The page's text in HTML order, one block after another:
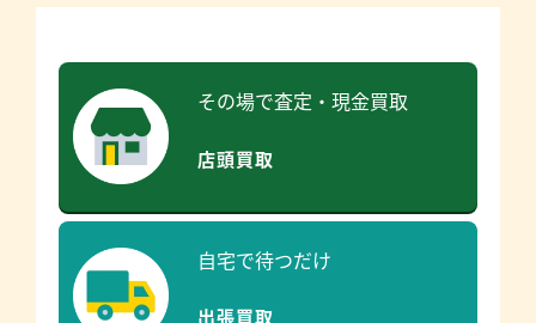
その場で査定・現金買取
店頭買取
自宅で待つだけ
出張買取